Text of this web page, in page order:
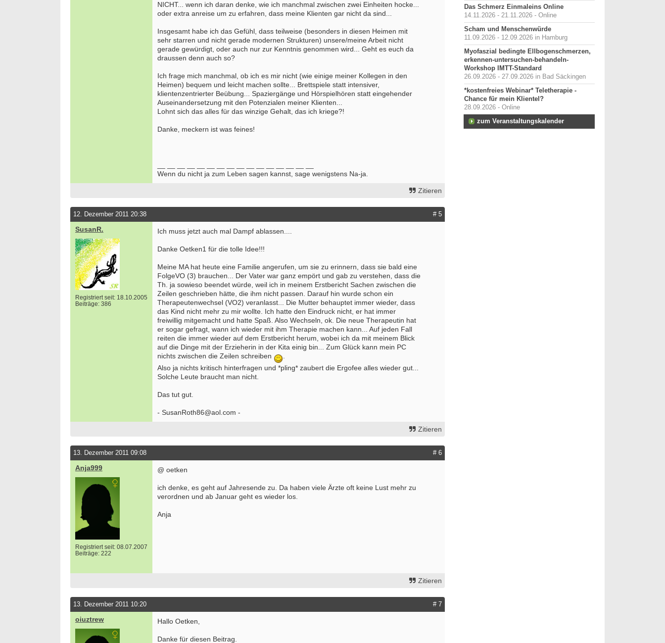
NICHT... wenn ich daran denke, wie ich manchmal zwischen zwei Einheiten hocke...
oder extra anreise um zu erfahren, dass meine Klienten gar nicht da sind...
Insgesamt habe ich das Gefühl, dass teilweise (besonders in diesen Heimen mit
sehr starren und nicht gerade modernen Strukturen) unsere/meine Arbeit nicht
gerade gewürdigt, oder auch nur zur Kenntnis genommen wird... Geht es euch da
draussen denn auch so?
Ich frage mich manchmal, ob ich es mir nicht (wie einige meiner Kollegen in den
Heimen) bequem und leicht machen sollte... Brettspiele statt intensiver,
klientenzentrierter Beübung... Spaziergänge und Hörspielhören statt eingehender
Auseinandersetzung mit den Potenzialen meiner Klienten...
Lohnt sich das alles für das winzige Gehalt, das ich kriege?!
Danke, meckern ist was feines!
Wenn du nicht ja zum Leben sagen kannst, sage wenigstens Na-ja.
Zitieren
12. Dezember 2011 20:38 # 5
SusanR.
Registriert seit: 18.10.2005
Beiträge: 386
Ich muss jetzt auch mal Dampf ablassen....
Danke Oetken1 für die tolle Idee!!!
Meine MA hat heute eine Familie angerufen, um sie zu erinnern, dass sie bald eine
FolgeVO (3) brauchen... Der Vater war ganz empört und gab zu verstehen, dass die
Th. ja sowieso beendet würde, weil ich in meinem Erstbericht Sachen zwischen die
Zeilen geschrieben hätte, die ihm nicht passen. Darauf hin wurde schon ein
Therapeutenwechsel (VO2) veranlasst... Die Mutter behauptet immer wieder, dass
das Kind nicht mehr zu mir wollte. Ich hatte den Eindruck nicht, er hat immer
freiwillig mitgemacht und hatte Spaß. Also Wechseln, ok. Die neue Therapeutin hat
er sogar gefragt, wann ich wieder mit ihm Therapie machen kann... Auf jeden Fall
reiten die immer wieder auf dem Erstbericht herum, wobei ich da mit meinem Blick
auf die Dinge mit der Erzieherin in der Kita einig bin... Zum Glück kann mein PC
nichts zwischen die Zeilen schreiben
Also ja nichts kritisch hinterfragen und *pling* zaubert die Ergofee alles wieder gut...
Solche Leute braucht man nicht.
Das tut gut.
- SusanRoth86@aol.com -
Zitieren
13. Dezember 2011 09:08 # 6
Anja999
Registriert seit: 08.07.2007
Beiträge: 222
@ oetken
ich denke, es geht auf Jahresende zu. Da haben viele Ärzte oft keine Lust mehr zu
verordnen und ab Januar geht es wieder los.
Anja
Zitieren
13. Dezember 2011 10:20 # 7
oiuztrew Hallo Oetken,
Danke für diesen Beitrag.
Das Schmerz Einmaleins Online
14.11.2026 - 21.11.2026 - Online
Scham und Menschenwürde
11.09.2026 - 12.09.2026 in Hamburg
Myofaszial bedingte Ellbogenschmerzen,
erkennen-untersuchen-behandeln-
Workshop IMTT-Standard
26.09.2026 - 27.09.2026 in Bad Säckingen
*kostenfreies Webinar* Teletherapie -
Chance für mein Klientel?
28.09.2026 - Online
zum Veranstaltungskalender